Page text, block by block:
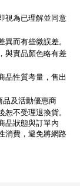
視為已理解並同意
而有些微誤差。
與實品顏色略有差
品性質考量，售出
品及活動優惠商
不受理退換貨。
品狀態與訂單內
消費，避免將網路